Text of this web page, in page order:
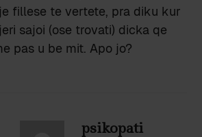
fillese te vertete, pra diku kur
sajoi (ose trovati) dicka qe
pas u be mit. Apo jo?
psikopati